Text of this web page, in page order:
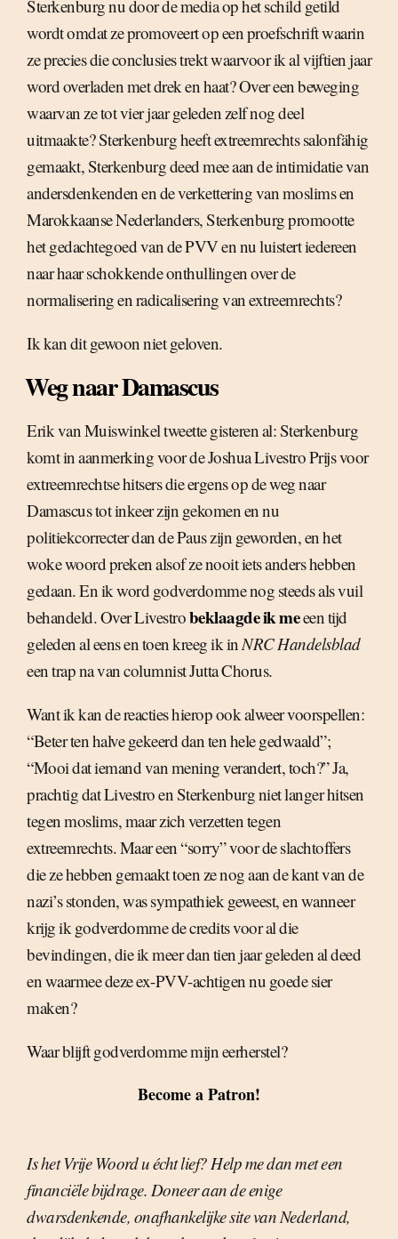
Sterkenburg nu door de media op het schild getild
wordt omdat ze promoveert op een proefschrift waarin
ze precies die conclusies trekt waarvoor ik al vijftien jaar
word overladen met drek en haat? Over een beweging
waarvan ze tot vier jaar geleden zelf nog deel
uitmaakte? Sterkenburg heeft extreemrechts salonfähig
gemaakt, Sterkenburg deed mee aan de intimidatie van
andersdenkenden en de verkettering van moslims en
Marokkaanse Nederlanders, Sterkenburg promootte
het gedachtegoed van de PVV en nu luistert iedereen
naar haar schokkende onthullingen over de
normalisering en radicalisering van extreemrechts?
Ik kan dit gewoon niet geloven.
Weg naar Damascus
Erik van Muiswinkel tweette gisteren al: Sterkenburg
komt in aanmerking voor de Joshua Livestro Prijs voor
extreemrechtse hitsers die ergens op de weg naar
Damascus tot inkeer zijn gekomen en nu
politiekcorrecter dan de Paus zijn geworden, en het
woke woord preken alsof ze nooit iets anders hebben
gedaan. En ik word godverdomme nog steeds als vuil
behandeld. Over Livestrobeklaagde ik meeen tijd
geleden al eens en toen kreeg ik inNRC Handelsblad
een trap na van columnist Jutta Chorus.
Want ik kan de reacties hierop ook alweer voorspellen:
“Beter ten halve gekeerd dan ten hele gedwaald”;
“Mooi dat iemand van mening verandert, toch?” Ja,
prachtig dat Livestro en Sterkenburg niet langer hitsen
tegen moslims, maar zich verzetten tegen
extreemrechts. Maar een “sorry” voor de slachtoffers
die ze hebben gemaakt toen ze nog aan de kant van de
nazi’s stonden, was sympathiek geweest, en wanneer
krijg ik godverdomme de credits voor al die
bevindingen, die ik meer dan tien jaar geleden al deed
en waarmee deze ex-PVV-achtigen nu goede sier
maken?
Waar blijft godverdomme mijn eerherstel?
Become a Patron!
Is het Vrije Woord u écht lief? Help me dan met een
financiële bijdrage. Doneer aan de enige
dwarsdenkende, onafhankelijke site van Nederland,